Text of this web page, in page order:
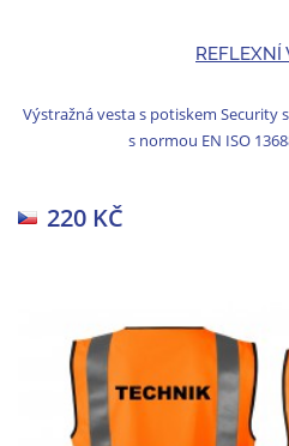
REFLEXNÍ
Výstražná vesta s potiskem Security
s normou EN ISO
220 KČ